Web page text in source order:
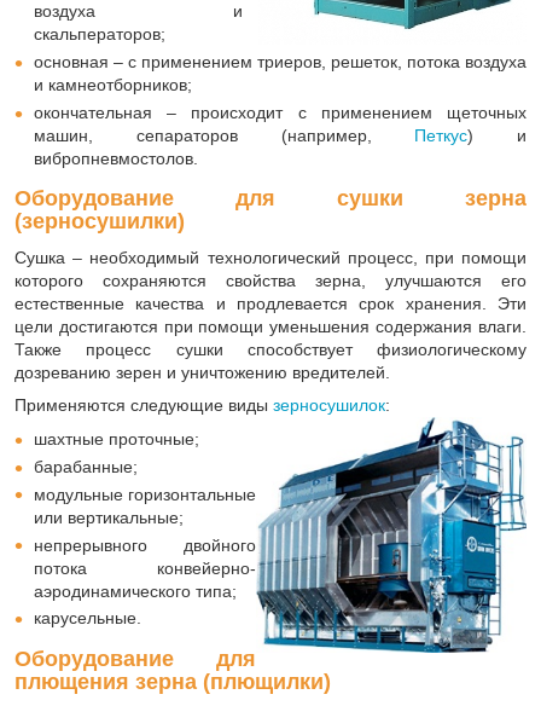
воздуха и
скальператоров;
основная – с применением триеров, решеток, потока воздуха
и камнеотборников;
окончательная – происходит с применением щеточных
машин, сепараторов (например, Петкус) и
вибропневмостолов.
Оборудование для сушки зерна
(зерносушилки)
Сушка – необходимый технологический процесс, при помощи
которого сохраняются свойства зерна, улучшаются его
естественные качества и продлевается срок хранения. Эти
цели достигаются при помощи уменьшения содержания влаги.
Также процесс сушки способствует физиологическому
дозреванию зерен и уничтожению вредителей.
Применяются следующие виды зерносушилок:
шахтные проточные;
барабанные;
модульные горизонтальные
или вертикальные;
непрерывного двойного
потока конвейерно-
аэродинамического типа;
карусельные.
Оборудование для
плющения зерна (плющилки)